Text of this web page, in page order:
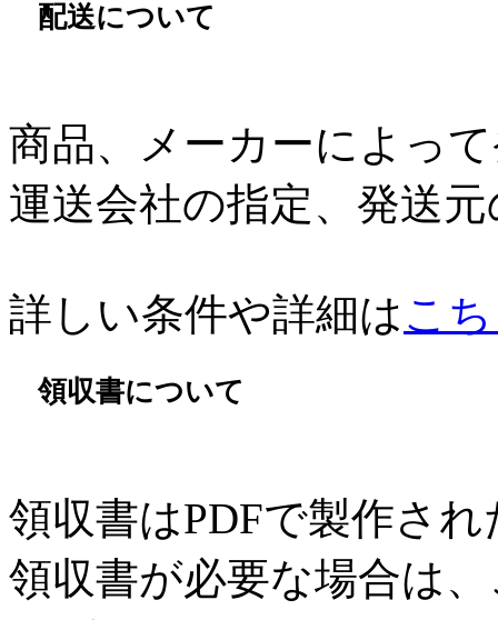
配送について
商品、メーカーによっ
運送会社の指定、発送
詳しい条件や詳細はこ
領収書について
領収書はPDFで製作さ
領収書が必要な場合は